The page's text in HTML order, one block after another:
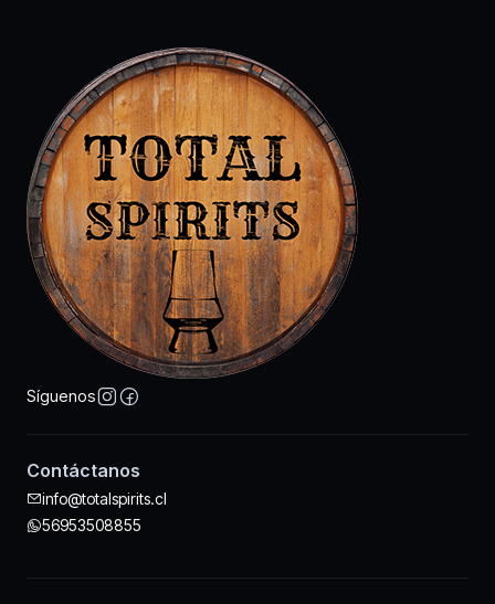
Síguenos
Contáctanos
info@totalspirits.cl
56953508855